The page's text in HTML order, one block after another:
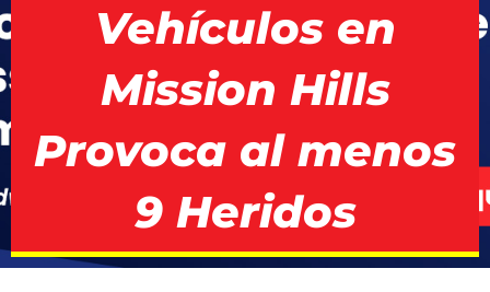
Vehículos en
Mission Hills
Provoca al menos
9 Heridos